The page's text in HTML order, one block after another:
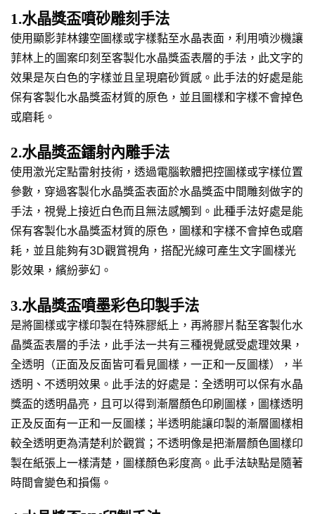
1.水晶獎盃噴砂雕刻手法
使用顯影菲林鏤空圖樣或字樣黏至水晶表面，利用噴沙機讓
菲林上的圖案印刻至客製化水晶獎盃表層的手法，此文字的
效果是灰白色的字樣並且呈現磨砂質感。此手法的好處是能
保有客製化水晶獎盃材質的原色，並且圖樣和字樣不會掉色
或磨耗。
2.水晶獎盃鐳射內雕手法
使用激光定點雷射技術，透過電腦軟體把控圖樣或字樣位置
參數，穿過客製化水晶獎盃表面於水晶獎盃中間雕刻做字的
手法，視覺上接近白色而且無法感觸到。此種手法好處是能
保有客製化水晶獎盃材質的原色，圖樣和字樣不會掉色或磨
耗，並且能夠有3D觀賞視角，搭配光線可產生文字圖樣光
影效果，繽紛夢幻。
3.水晶獎盃噴墨彩色印製手法
是將圖樣或字樣印製在特殊膠紙上，再將膠片黏至客製化水
晶獎盃表層的手法，此手法一共有三種視覺感受處理效果，
全透明（正面及反面皆可看見圖樣，一正和一反圖樣），半
透明、不透明效果。此手法的好處是：全透明可以保有水晶
獎盃的透明晶亮，且可以得到漸層顏色印刷圖樣，圖樣透明
正及反面有一正和一反圖樣；半透明能讓印製的漸層圖樣相
較全透明更為清楚利於觀賞；不透明像是把漸層顏色圖樣印
製在紙張上一樣清楚，圖樣顏色彩度高。此手法缺點是隨著
時間會變色和損傷。